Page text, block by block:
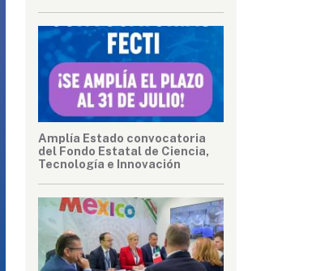
Amplía Estado convocatoria
del Fondo Estatal de Ciencia,
Tecnología e Innovación